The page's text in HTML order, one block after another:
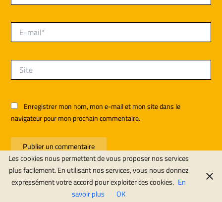
E-
mail*
Site
Enregistrer mon nom, mon e-mail et mon site dans le
navigateur pour mon prochain commentaire.
Les cookies nous permettent de vous proposer nos services
plus facilement. En utilisant nos services, vous nous donnez
expressément votre accord pour exploiter ces cookies. En
savoir plus
OK